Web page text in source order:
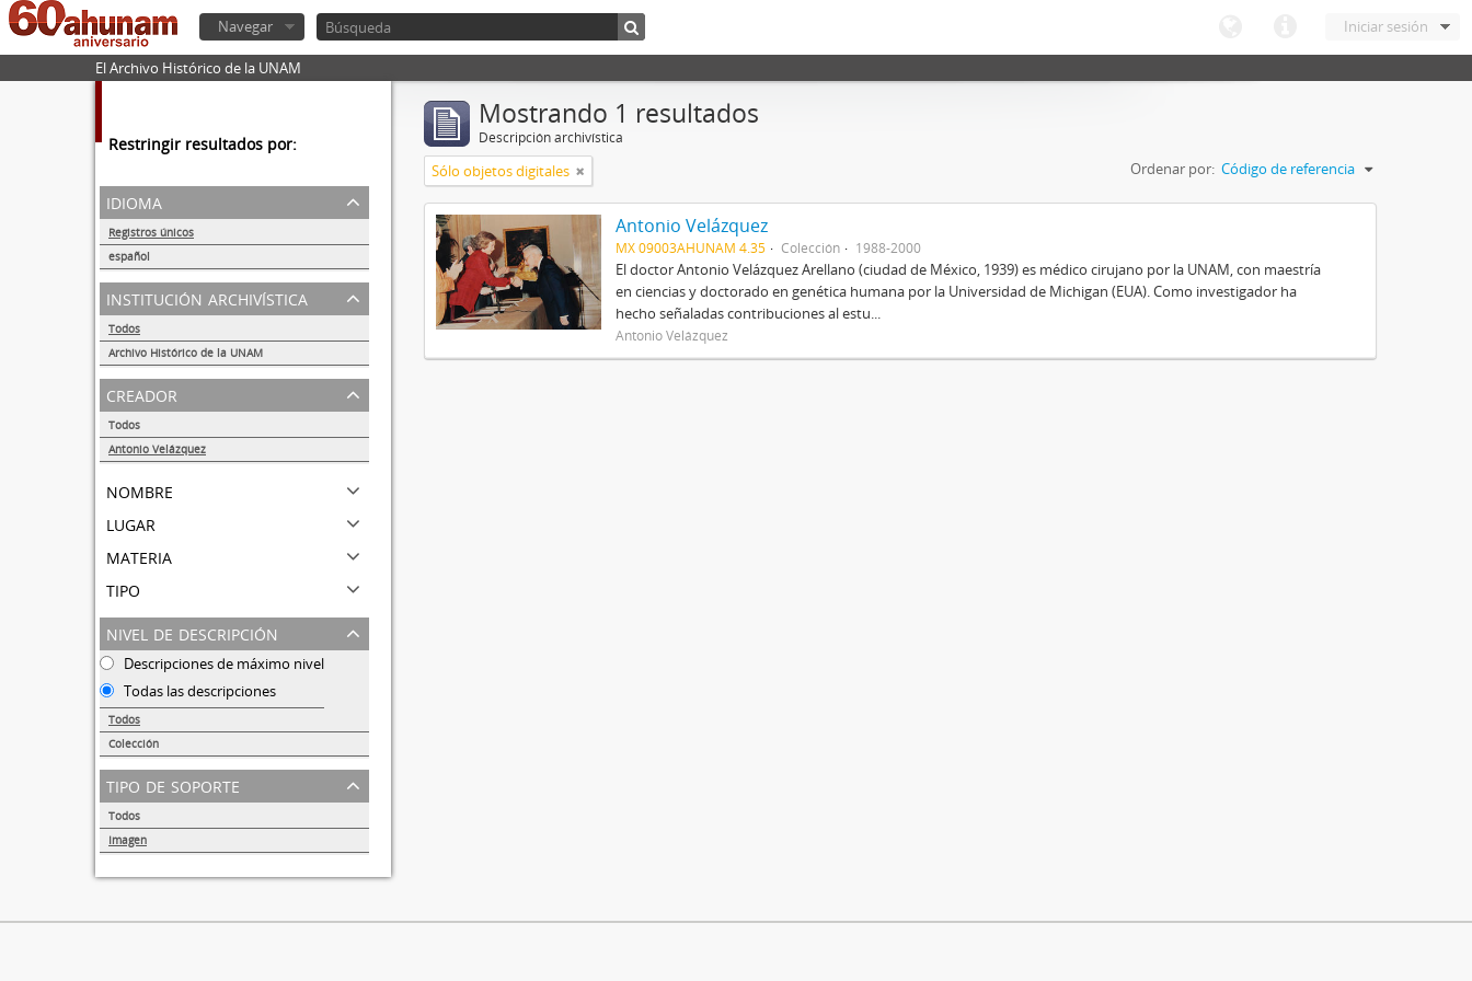
Iniciar sesión
Navegar
El Archivo Histórico de la UNAM
Restringir resultados por:
idioma
Registros únicos
español
1
institución archivística
Todos
Archivo Histórico de la UNAM
1
creador
Todos
Antonio Velázquez
nombre
lugar
materia
tipo
nivel de descripción
Descripciones de máximo nivel
Todas las descripciones
Todos
Colección
1
tipo de soporte
Todos
Imagen
Mostrando 1 resultados
Descripción archivística
Sólo objetos digitales Ordenar por: Código de referencia
Antonio Velázquez
MX 09003AHUNAM 4.35 Colección 1988-2000
El doctor Antonio Velázquez Arellano (ciudad de México, 1939) es médico cirujano por la UNAM, con maestría
en ciencias y doctorado en genética humana por la Universidad de Michigan (EUA). Como investigador ha
hecho señaladas contribuciones al estu...
Antonio Velázquez